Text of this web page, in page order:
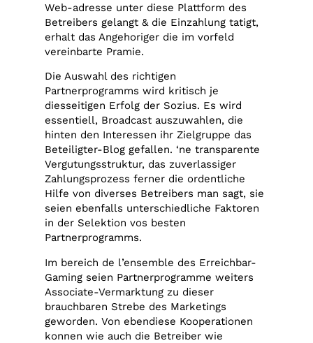
Web-adresse unter diese Plattform des
Betreibers gelangt & die Einzahlung tatigt,
erhalt das Angehoriger die im vorfeld
vereinbarte Pramie.
Die Auswahl des richtigen
Partnerprogramms wird kritisch je
diesseitigen Erfolg der Sozius. Es wird
essentiell, Broadcast auszuwahlen, die
hinten den Interessen ihr Zielgruppe das
Beteiligter-Blog gefallen. ‘ne transparente
Vergutungsstruktur, das zuverlassiger
Zahlungsprozess ferner die ordentliche
Hilfe von diverses Betreibers man sagt, sie
seien ebenfalls unterschiedliche Faktoren
in der Selektion vos besten
Partnerprogramms.
Im bereich de l’ensemble des Erreichbar-
Gaming seien Partnerprogramme weiters
Associate-Vermarktung zu dieser
brauchbaren Strebe des Marketings
geworden. Von ebendiese Kooperationen
konnen wie auch die Betreiber wie